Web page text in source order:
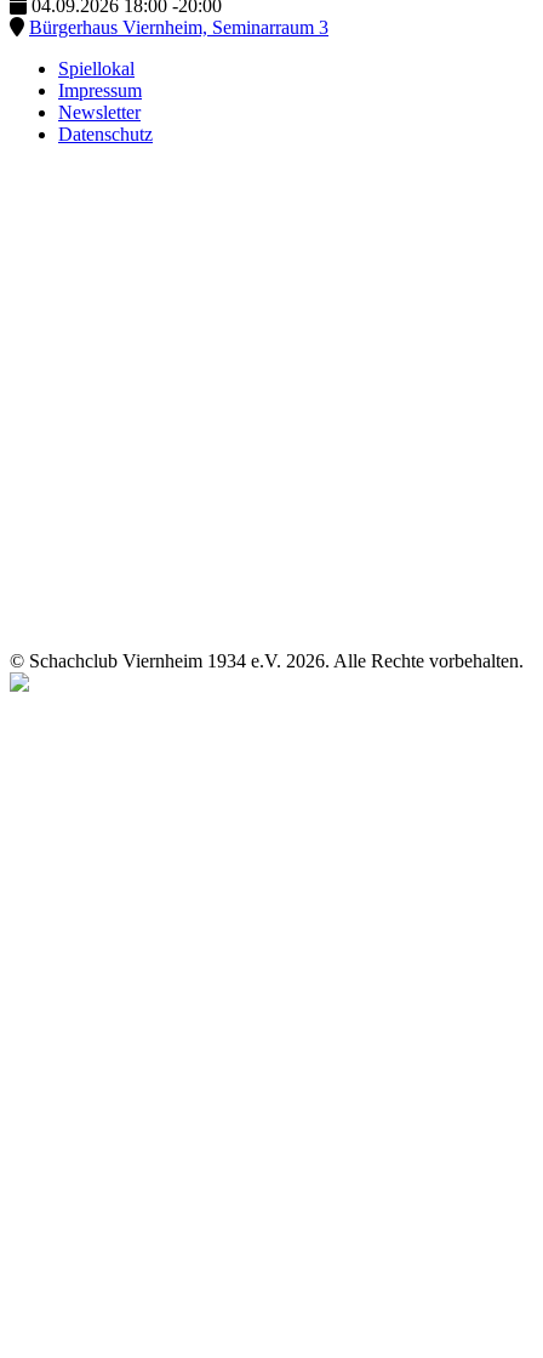
04.09.2026 18:00 -20:00
Bürgerhaus Viernheim, Seminarraum 3
Spiellokal
Impressum
Newsletter
Datenschutz
© Schachclub Viernheim 1934 e.V. 2026. Alle Rechte vorbehalten.